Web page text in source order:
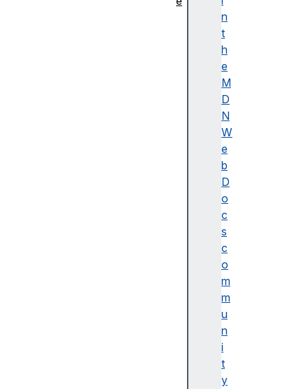
n
t
h
e
M
D
N
W
e
b
D
o
c
s
c
o
m
m
u
n
i
t
y